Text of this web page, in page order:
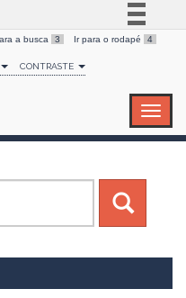
Simplifique!
Comunica BR
Canais
a busca 3 Ir para o rodapé 4
CONTRASTE